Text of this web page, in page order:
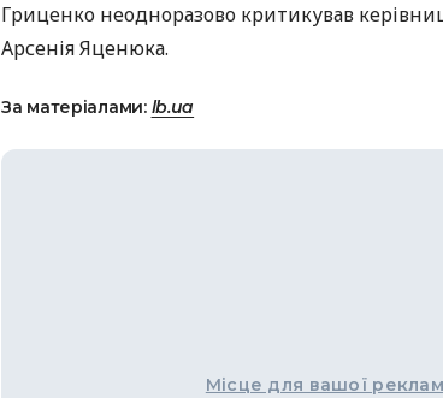
Гриценко неодноразово критикував
Арсенія Яценюка.
За матеріалами: lb.ua
Місце для вашої